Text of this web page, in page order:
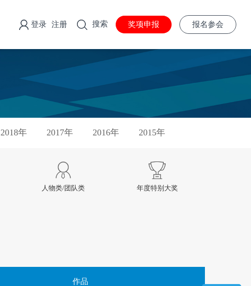
登录 注册 搜索 奖项申报 报名参会
2018年 2017年 2016年 2015年
人物类/团队类 年度特别大奖
作品